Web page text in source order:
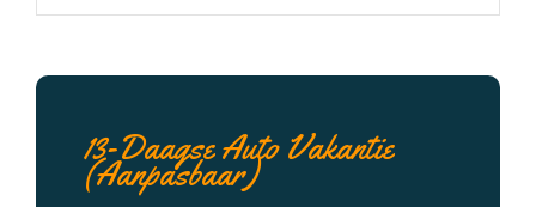
13-Daagse Auto Vakantie
(aanpasbaar)